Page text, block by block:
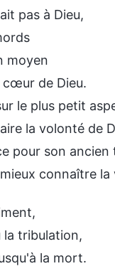
pas à Dieu,
moyen
cœur de Dieu.
le plus petit
la volonté de
pour son ancien
connaître la
la tribulation,
la mort.